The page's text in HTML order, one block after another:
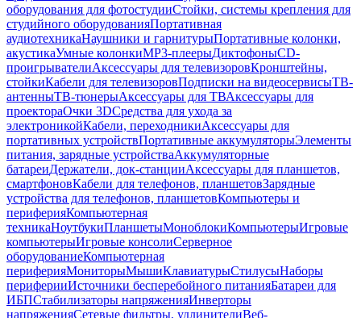
оборудования для фотостудииСтойки, системы крепления для
студийного оборудованияПортативная
аудиотехникаНаушники и гарнитурыПортативные колонки,
акустикаУмные колонкиMP3-плеерыДиктофоныCD-
проигрывателиАксессуары для телевизоровКронштейны,
стойкиКабели для телевизоровПодписки на видеосервисыТВ-
антенныТВ-тюнерыАксессуары для ТВАксессуары для
проектораОчки 3DСредства для ухода за
электроникойКабели, переходникиАксессуары для
портативных устройствПортативные аккумуляторыЭлементы
питания, зарядные устройстваАккумуляторные
батареиДержатели, док-станцииАксессуары для планшетов,
смартфоновКабели для телефонов, планшетовЗарядные
устройства для телефонов, планшетовКомпьютеры и
периферияКомпьютерная
техникаНоутбукиПланшетыМоноблокиКомпьютерыИгровые
компьютерыИгровые консолиСерверное
оборудованиеКомпьютерная
периферияМониторыМышиКлавиатурыСтилусыНаборы
периферииИсточники бесперебойного питанияБатареи для
ИБПСтабилизаторы напряженияИнверторы
напряженияСетевые фильтры, удлинителиВеб-